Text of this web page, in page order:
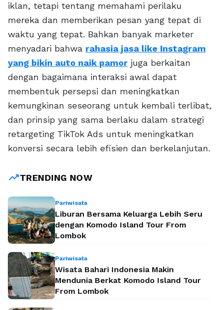
iklan, tetapi tentang memahami perilaku
mereka dan memberikan pesan yang tepat di
waktu yang tepat. Bahkan banyak marketer
menyadari bahwa rahasia jasa like Instagram
yang bikin auto naik pamor juga berkaitan
dengan bagaimana interaksi awal dapat
membentuk persepsi dan meningkatkan
kemungkinan seseorang untuk kembali terlibat,
dan prinsip yang sama berlaku dalam strategi
retargeting TikTok Ads untuk meningkatkan
konversi secara lebih efisien dan berkelanjutan.
trending_upTRENDING NOW
Pariwisata
Liburan Bersama Keluarga Lebih Seru
dengan Komodo Island Tour From
Lombok
Pariwisata
Wisata Bahari Indonesia Makin
Mendunia Berkat Komodo Island Tour
From Lombok